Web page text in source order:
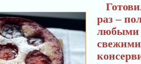
раз –
любыми